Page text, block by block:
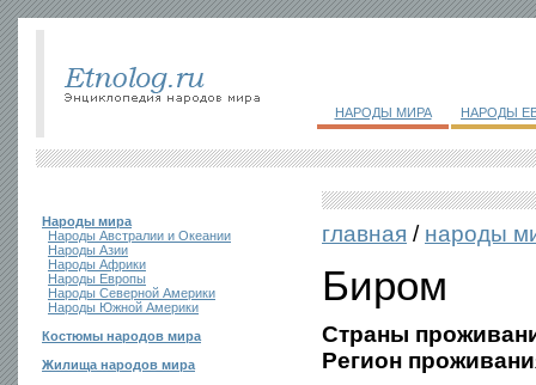
НАРОДЫ МИРА НАРОДЫ
Народы мира
Народы Австралии и Океании
Народы Азии
Народы Африки
Народы Европы
Народы Северной Америки
Народы Южной Америки
Костюмы народов мира
Жилища народов мира
главная / народы
Биром
Страны
Регион